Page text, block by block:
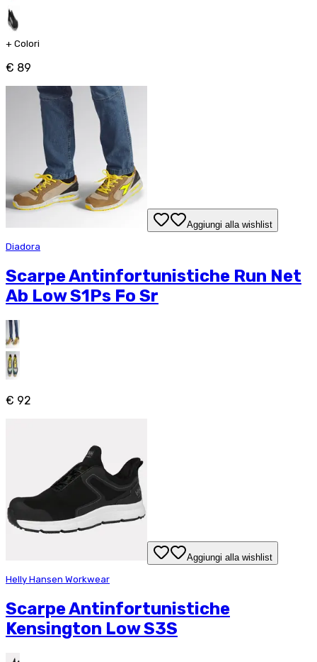
+ Colori
€ 89
Aggiungi alla wishlist
Diadora
Scarpe Antinfortunistiche Run Net
Ab Low S1Ps Fo Sr
€ 92
Aggiungi alla wishlist
Helly Hansen Workwear
Scarpe Antinfortunistiche
Kensington Low S3S